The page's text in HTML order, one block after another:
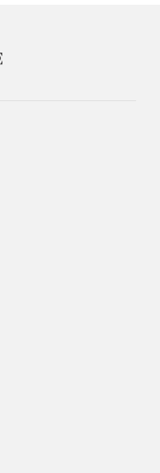
KONTAKTINFORMASJON